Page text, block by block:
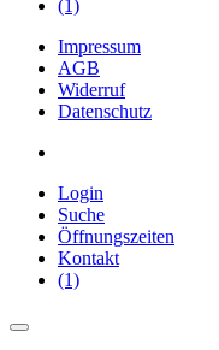
(1)
Impressum
AGB
Widerruf
Datenschutz
Login
Suche
Öffnungszeiten
Kontakt
(1)